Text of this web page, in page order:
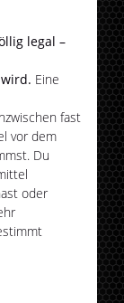
legal –
Eine
fast
vor dem
Du
oder